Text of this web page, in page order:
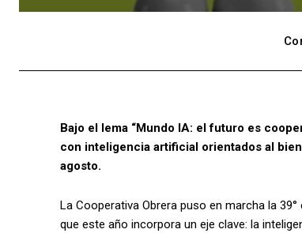
Bajo el lema “Mundo IA: el futuro es
con inteligencia artificial orientados al
agosto.
La Cooperativa Obrera puso en marcha la
que este año incorpora un eje clave: la